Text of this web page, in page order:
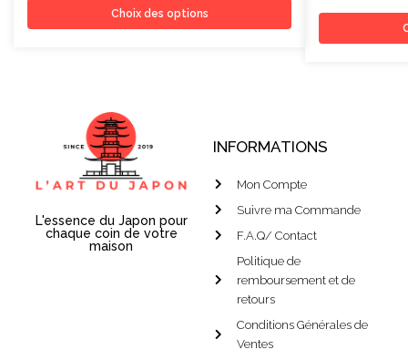
Choix des options
L'essence du Japon pour
chaque coin de votre
maison
INFORMATIONS
Mon Compte
Suivre ma Commande
F.A.Q/ Contact
Politique de
remboursement et de
retours
Conditions Générales de
Ventes